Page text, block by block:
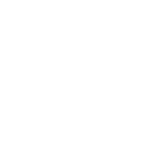
ださい。
承くださ
販売店・
願いしま
登録され
同利用者
、
、
年数を意
段を講じ
の製造装
します。
引きをい
ン制御